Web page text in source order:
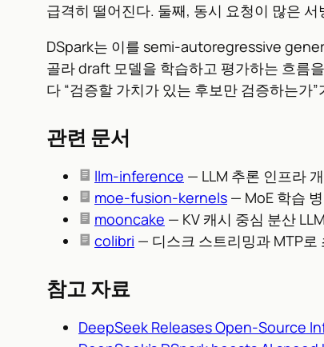
급격히 떨어진다. 둘째, 동시 요청이 많은
DSpark는 이를 semi-autoregressive
골라 draft 모델을 학습하고 평가하는 흐름
다 “검증할 가치가 있는 후보만 검증하는가”
관련 문서
llm-inference — LLM 추론 인프라
moe-fusion-kernels — MoE 학습
mooncake — KV 캐시 중심 분산
colibri — 디스크 스트리밍과 MTP로
참고 자료
DeepSeek Releases Open-Source